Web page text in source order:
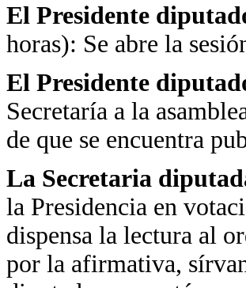
El Presidente
horas): Se abre la
El Presidente
Secretaría a la
de que se encuentra
La Secretaria
la Presidencia en
dispensa la lectura al
por la afirmativa,